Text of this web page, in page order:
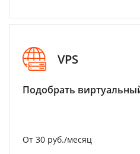
VPS
Подобрать
От 30 руб./месяц